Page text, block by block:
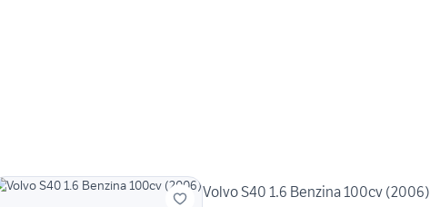
Volvo S40 1.6 Benzina 100cv (2006)